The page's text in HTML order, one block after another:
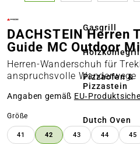
Gasgrill
Pizzaofen &
Pizzastein
Dutch Oven
DACHSTEIN Herren
Guide MC Outdoor
Herren-Wanderschuh für
anspruchsvolle Wanderwege
Angaben gemäß
Größe
41 42 43 44 45